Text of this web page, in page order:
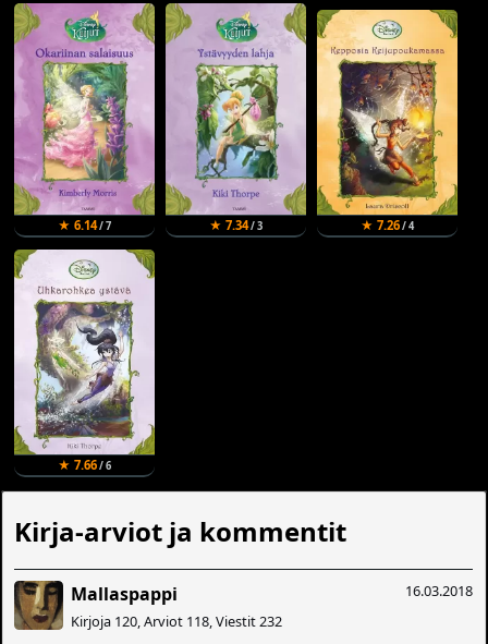
★ 6.14/ 7 ★ 7.34/ 3 ★ 7.26/ 4
★ 7.66/ 6
Kirja-arviot ja kommentit
16.03.2018
Mallaspappi
Kirjoja 120, Arviot 118, Viestit 232